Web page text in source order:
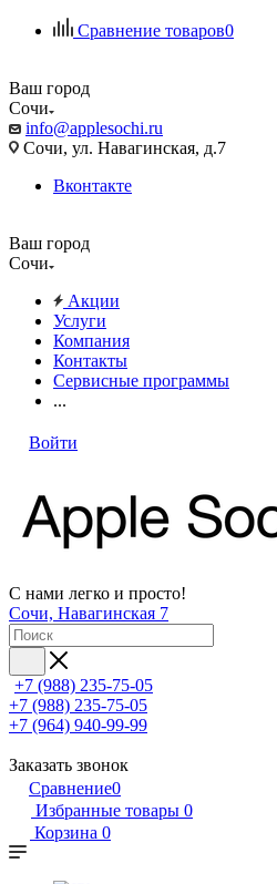
Сравнение товаров0
Ваш город
Сочи
info@applesochi.ru
Сочи, ул. Навагинская, д.7
Вконтакте
Ваш город
Сочи
Акции
Услуги
Компания
Контакты
Сервисные программы
...
Войти
С нами легко и просто!
Сочи, Навагинская 7
+7 (988) 235-75-05
+7 (988) 235-75-05
+7 (964) 940-99-99
Заказать звонок
Сравнение0
Избранные товары 0
Корзина 0